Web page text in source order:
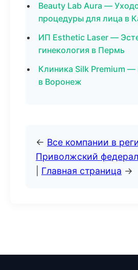
Beauty Lab Aura —
процедуры для лица в
ИП Esthetic Laser —
гинекология в Пермь
Клиника Silk Premium
в Воронеж
← Все компании в
Приволжский
Главная страница →